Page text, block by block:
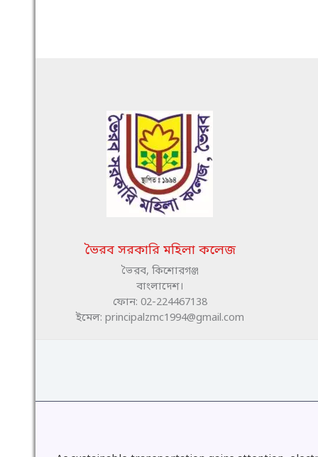
ভৈরব সরকারি মহিলা কলেজ
ভৈরব, কিশোরগঞ্জ
বাংলাদেশ।
ফোন: 02-224467138
ইমেল: principalzmc1994@gmail.com